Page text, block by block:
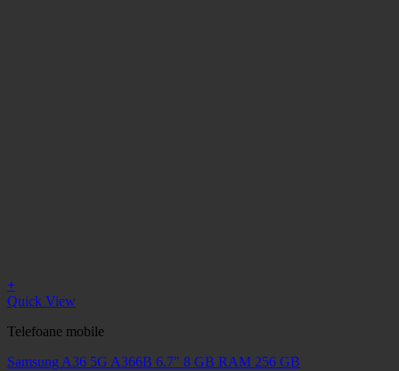
+
Quick View
Telefoane mobile
Samsung A36 5G A366B 6.7" 8 GB RAM 256 GB